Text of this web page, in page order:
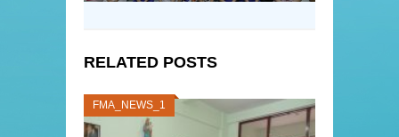
RELATED POSTS
FMA_NEWS_1